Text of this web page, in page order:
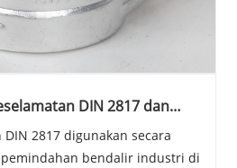
DIN 2817 dan
2817 digunakan secara
bendalir industri di